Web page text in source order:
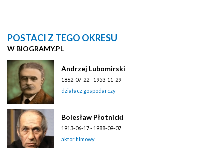
POSTACI Z TEGO OKRESU
W BIOGRAMY.PL
Andrzej Lubomirski
1862-07-22 - 1953-11-29
działacz gospodarczy
Bolesław Płotnicki
1913-06-17 - 1988-09-07
aktor filmowy